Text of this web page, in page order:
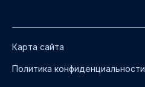
Карта сайта
Политика конфиденциальности